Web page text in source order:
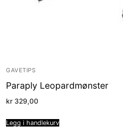
GAVETIPS
Paraply Leopardmønster
kr 329,00
Legg i handlekurv